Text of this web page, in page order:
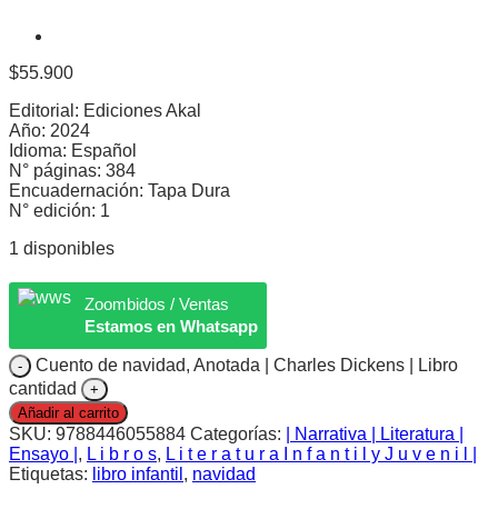
$55.900
Editorial: Ediciones Akal
Año: 2024
Idioma: Español
N° páginas: 384
Encuadernación: Tapa Dura
N° edición: 1
1 disponibles
Zoombidos / Ventas
Estamos en Whatsapp
Cuento de navidad, Anotada | Charles Dickens | Libro
cantidad
Añadir al carrito
SKU: 9788446055884 Categorías:
| Narrativa | Literatura |
Ensayo | , L i b r o s, L i t e r a t u r a I n f a n t i l y J u v e n i l |
Etiquetas: libro infantil , navidad